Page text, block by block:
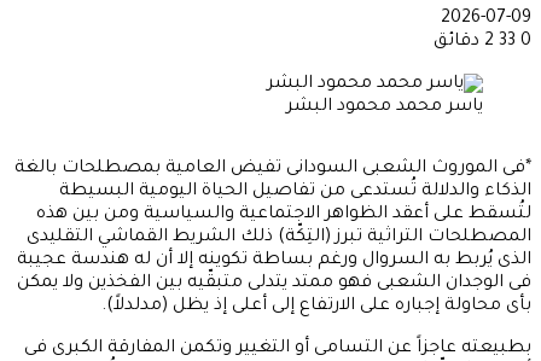
2026-07-09
0
2 دقائق
ياسر محمد محمود البشر
*فى الموروث الشعبى السودانى تفيض العامية بمصطلحات بالغة
الذكاء والدلالة تُستدعى من تفاصيل الحياة اليومية البسيطة
لتُسقط على أعقد الظواهر الاجتماعية والسياسية ومن بين هذه
المصطلحات التراثية تبرز (التِكّة) ذلك الشريط القماشي التقليدى
الذى يُربط به السروال ورغم بساطة تكوينه إلا أن له هندسة عجيبة
فى الوجدان الشعبى فهو ممتد يتدلى متبقّيه بين الفخذين ولا يمكن
بأى محاولة إجباره على الارتفاع إلى أعلى إذ يظل (مدلدلاً).
بطبيعته عاجزاً عن التسامى أو التغيير وتكمن المفارقة الكبرى فى